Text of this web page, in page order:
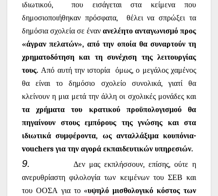
ιδιωτικού,
που εισάγεται στα κείμενα που
δημοσιοποιήθηκαν πρόσφατα,
θέλει να σπρώξει τα
δημόσια σχολεία σε έναν ανελέητο ανταγωνισμό προς
«άγραν πελατών», από την οποία θα συναρτούν τη
χρηματοδότηση και τη συνέχιση της λειτουργίας
τους. Από αυτή την ιστορία
όμως, ο μεγάλος χαμένος
θα είναι το δημόσιο σχολείο συνολικά, γιατί θα
κλείνουν η μια μετά την άλλη οι σχολικές μονάδες και
τα χρήματα του κρατικού προϋπολογισμού θα
πηγαίνουν στους εμπόρους της γνώσης και στα
ιδιωτικά συμφέροντα, ως ανταλλάξιμα κουπόνια-
vouchers για την αγορά εκπαιδευτικών υπηρεσιών.
9.
Δεν μας εκπλήσσουν, επίσης, ούτε η
ανερυθρίαστη φιλολογία των κειμένων του ΣΕΒ και
του ΟΟΣΑ για το «υψηλό μισθολογικό κόστος των